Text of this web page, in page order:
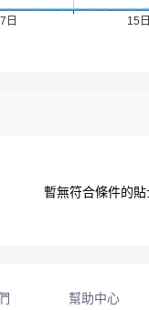
暫無符合條件的
幫助中心